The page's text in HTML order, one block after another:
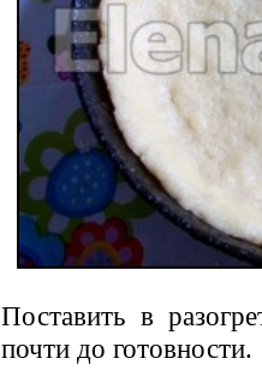
Поставить в
почти до готовности.